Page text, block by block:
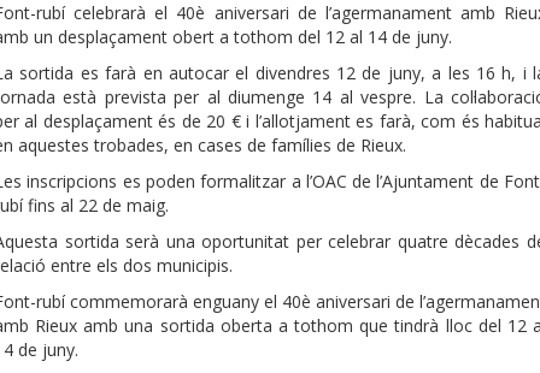
rubí celebrarà el 40è aniversari de l’agermanament amb
un desplaçament obert a tothom del 12 al 14 de juny.
sortida es farà en autocar el divendres 12 de juny, a les 16 h, i
està prevista per al diumenge 14 al vespre. La
al desplaçament és de 20 € i l’allotjament es farà, com és
aquestes trobades, en cases de famílies de Rieux.
inscripcions es poden formalitzar a l’OAC de l’Ajuntament de
fins al 22 de maig.
sortida serà una oportunitat per celebrar quatre dècades
entre els dos municipis.
rubí commemorarà enguany el 40è aniversari de
Rieux amb una sortida oberta a tothom que tindrà lloc del 12
de juny.